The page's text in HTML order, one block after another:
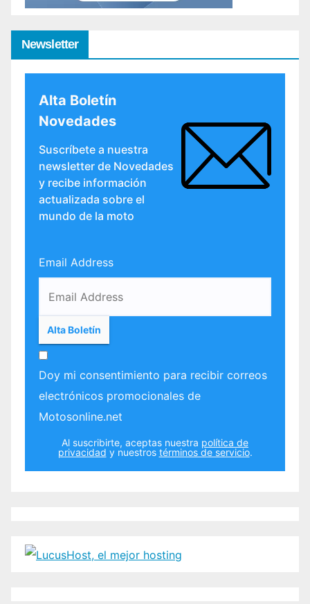
Newsletter
Alta Boletín
Novedades
Suscríbete a nuestra
newsletter de Novedades
y recibe información
actualizada sobre el
mundo de la moto
Email Address
Doy mi consentimiento para recibir correos
electrónicos promocionales de
Motosonline.net
Al suscribirte, aceptas nuestra política de
privacidad y nuestros términos de servicio.